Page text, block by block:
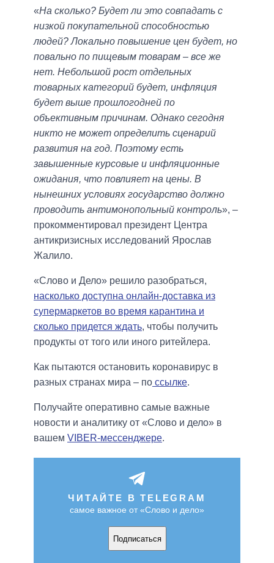
«На сколько? Будет ли это совпадать с
низкой покупательной способностью
людей? Локально повышение цен будет, но
повально по пищевым товарам – все же
нет. Небольшой рост отдельных
товарных категорий будет, инфляция
будет выше прошлогодней по
объективным причинам. Однако сегодня
никто не может определить сценарий
развития на год. Поэтому есть
завышенные курсовые и инфляционные
ожидания, что повлияет на цены. В
нынешних условиях государство должно
проводить антимонопольный контроль», –
прокомментировал президент Центра
антикризисных исследований Ярослав
Жалило.
«Слово и Дело» решило разобраться,
насколько доступна онлайн-доставка из
супермаркетов во время карантина и
сколько придется ждать, чтобы получить
продукты от того или иного ритейлера.
Как пытаются остановить коронавирус в
разных странах мира – по ссылке.
Получайте оперативно самые важные
новости и аналитику от «Слово и дело» в
вашем VIBER-мессенджере.
ЧИТАЙТЕ В TELEGRAM
самое важное от «Слово и дело»
Подписаться